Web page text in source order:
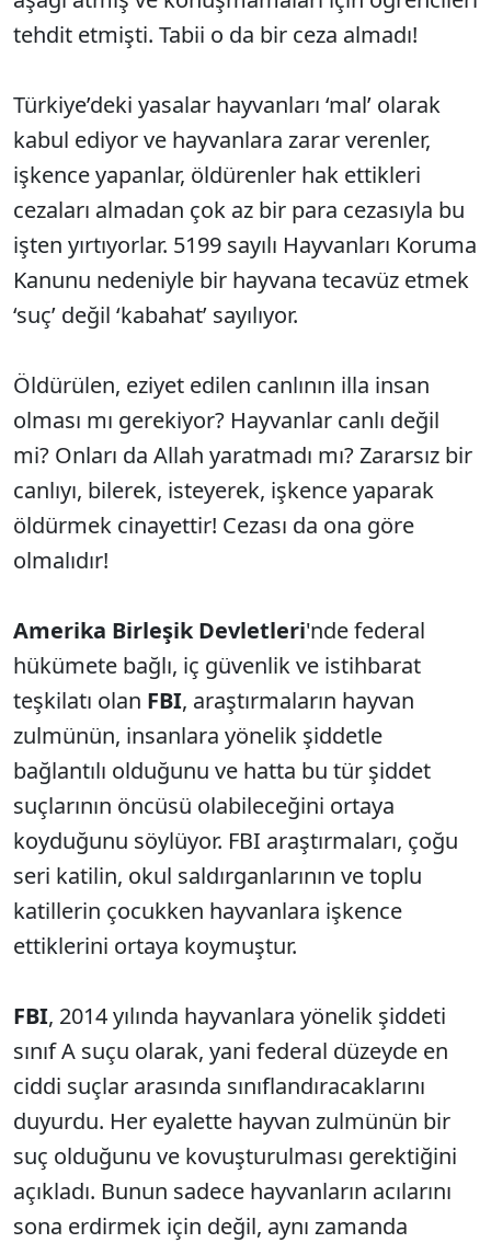
tehdit etmişti. Tabii o da bir ceza almadı!
Türkiye’deki yasalar hayvanları ‘mal’ olarak
kabul ediyor ve hayvanlara zarar verenler,
işkence yapanlar, öldürenler hak ettikleri
cezaları almadan çok az bir para cezasıyla bu
işten yırtıyorlar. 5199 sayılı Hayvanları Koruma
Kanunu nedeniyle bir hayvana tecavüz etmek
‘suç’ değil ‘kabahat’ sayılıyor.
Öldürülen, eziyet edilen canlının illa insan
olması mı gerekiyor? Hayvanlar canlı değil
mi? Onları da Allah yaratmadı mı? Zararsız bir
canlıyı, bilerek, isteyerek, işkence yaparak
öldürmek cinayettir! Cezası da ona göre
olmalıdır!
Amerika Birleşik Devletleri'nde federal
hükümete bağlı, iç güvenlik ve istihbarat
teşkilatı olan FBI, araştırmaların hayvan
zulmünün, insanlara yönelik şiddetle
bağlantılı olduğunu ve hatta bu tür şiddet
suçlarının öncüsü olabileceğini ortaya
koyduğunu söylüyor. FBI araştırmaları, çoğu
seri katilin, okul saldırganlarının ve toplu
katillerin çocukken hayvanlara işkence
ettiklerini ortaya koymuştur.
FBI, 2014 yılında hayvanlara yönelik şiddeti
sınıf A suçu olarak, yani federal düzeyde en
ciddi suçlar arasında sınıflandıracaklarını
duyurdu. Her eyalette hayvan zulmünün bir
suç olduğunu ve kovuşturulması gerektiğini
açıkladı. Bunun sadece hayvanların acılarını
sona erdirmek için değil, aynı zamanda